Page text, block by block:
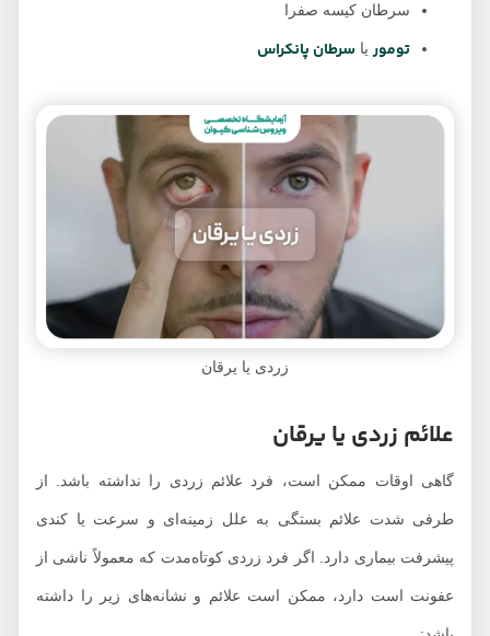
سرطان کیسه صفرا
توموریاسرطان پانکراس
زردی یا یرقان
علائم زردی یا یرقان
گاهی اوقات ممکن است، فرد علائم زردی را نداشته باشد. از
طرفی شدت علائم بستگی به علل زمینه‌ای و سرعت یا کندی
پیشرفت بیماری دارد. اگر فرد زردی کوتاه‌مدت که معمولاً ناشی از
عفونت است دارد، ممکن است علائم و نشانه‌های زیر را داشته